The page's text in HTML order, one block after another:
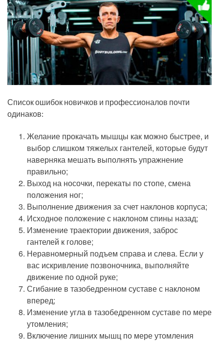
Список ошибок новичков и профессионалов почти
одинаков:
Желание прокачать мышцы как можно быстрее, и
выбор слишком тяжелых гантелей, которые будут
наверняка мешать выполнять упражнение
правильно;
Выход на носочки, перекаты по стопе, смена
положения ног;
Выполнение движения за счет наклонов корпуса;
Исходное положение с наклоном спины назад;
Изменение траектории движения, заброс
гантелей к голове;
Неравномерный подъем справа и слева. Если у
вас искривление позвоночника, выполняйте
движение по одной руке;
Сгибание в тазобедренном суставе с наклоном
вперед;
Изменение угла в тазобедренном суставе по мере
утомления;
Включение лишних мышц по мере утомления